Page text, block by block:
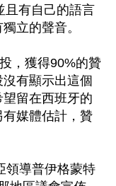
且有自己的語言
立的聲音。
，獲得90%的贊
有顯示出這個
留在西班牙的
媒體估計，贊
領導普伊格蒙特